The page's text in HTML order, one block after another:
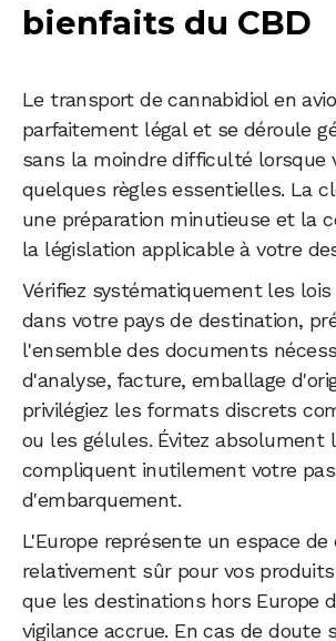
bienfaits du CBD
Le transport de cannabidiol en
parfaitement légal et se déroule
sans la moindre difficulté lorsque
quelques règles essentielles. La
une préparation minutieuse et la
la législation applicable à votre
Vérifiez systématiquement les lois
dans votre pays de destination,
l'ensemble des documents
d'analyse, facture, emballage
privilégiez les formats discrets
ou les gélules. Évitez absolument
compliquent inutilement votre
d'embarquement.
L'Europe représente un espace
relativement sûr pour vos
que les destinations hors Europe
vigilance accrue. En cas de doute